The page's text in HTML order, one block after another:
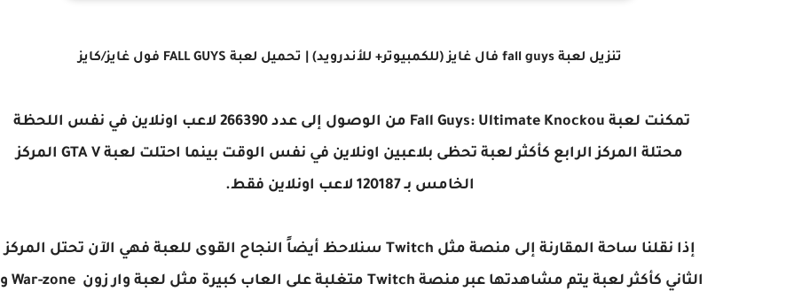
تنزيل لعبة fall guys فال غايز (للكمبيوتر+ للأندرويد) | تحميل لعبة FALL GUYS فول غايز/كايز
تمكنت لعبة Fall Guys: Ultimate Knockou من الوصول إلى عدد 266390 لاعب اونلاين في نفس اللحظة
محتلة المركز الرابع كأكثر لعبة تحظى بلاعبين اونلاين في نفس الوقت بينما احتلت لعبة GTA V المركز
الخامس بـ 120187 لاعب اونلاين فقط.
إذا نقلنا ساحة المقارنة إلى منصة مثل Twitch سنلاحظ أيضاً النجاح القوى للعبة فهي الآن تحتل المركز
الثاني كأكثر لعبة يتم مشاهدتها عبر منصة Twitch متغلبة على العاب كبيرة مثل لعبة وار زون War-zone و